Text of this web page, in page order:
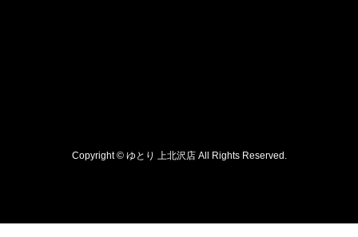
Copyright © ゆとり 上北沢店 All Rights Reserved.